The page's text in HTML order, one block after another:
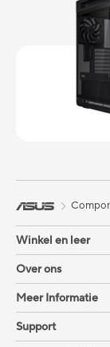
Winkel en leer
Over ons
Meer Informatie
Support